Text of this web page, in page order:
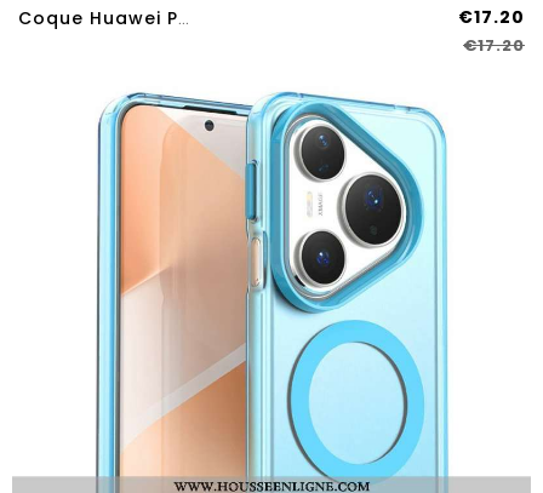
Coque Huawei Pura 80 Pro Silicone €17.20
€17.20